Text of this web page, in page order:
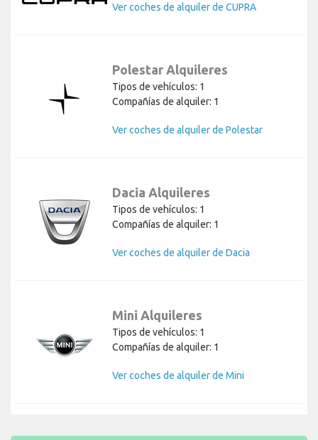
Ver coches de alquiler de CUPRA
Polestar Alquileres
Tipos de vehículos: 1
Compañías de alquiler: 1
Ver coches de alquiler de Polestar
Dacia Alquileres
Tipos de vehículos: 1
Compañías de alquiler: 1
Ver coches de alquiler de Dacia
Mini Alquileres
Tipos de vehículos: 1
Compañías de alquiler: 1
Ver coches de alquiler de Mini